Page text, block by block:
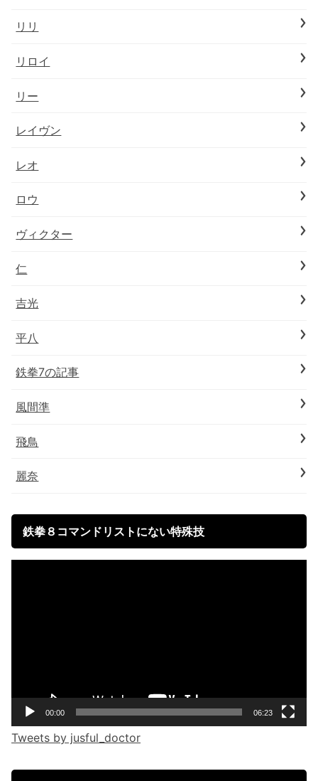
リリ
リロイ
リー
レイヴン
レオ
ロウ
ヴィクター
仁
吉光
平八
鉄拳7の記事
風間準
飛鳥
麗奈
鉄拳８コマンドリストにない特殊技
00:00 06:23
Tweets by jusful_doctor